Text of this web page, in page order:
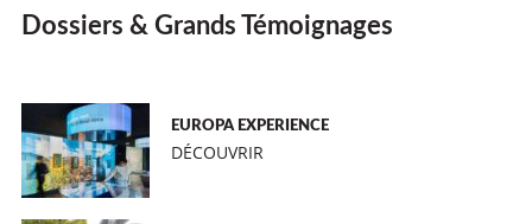
Dossiers & Grands Témoignages
EUROPA EXPERIENCE
DÉCOUVRIR